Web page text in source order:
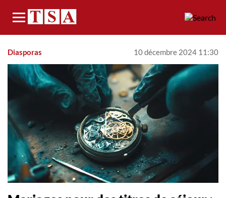
Menu
Diasporas 10 décembre 2024 11:30